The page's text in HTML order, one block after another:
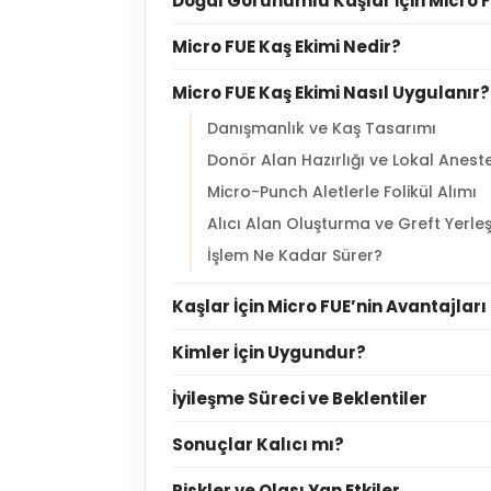
Micro FUE Kaş Ekimi Nedir?
Micro FUE Kaş Ekimi Nasıl Uygulanır?
Danışmanlık ve Kaş Tasarımı
Donör Alan Hazırlığı ve Lokal
Micro-Punch Aletlerle Folikül Alımı
Alıcı Alan Oluşturma ve Greft
İşlem Ne Kadar Sürer?
Kaşlar İçin Micro FUE’nin Avantajları
Kimler İçin Uygundur?
İyileşme Süreci ve Beklentiler
Sonuçlar Kalıcı mı?